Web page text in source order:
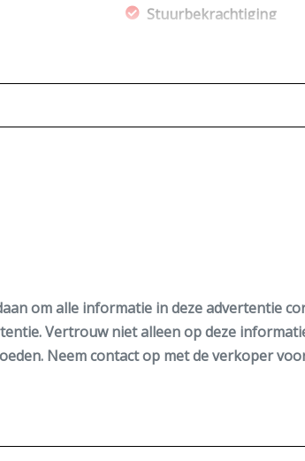
Stuurbekrachtiging
om alle informatie in deze advertentie
Vertrouw niet alleen op deze
Neem contact op met de verkoper